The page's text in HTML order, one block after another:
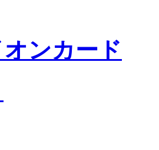
オンカード